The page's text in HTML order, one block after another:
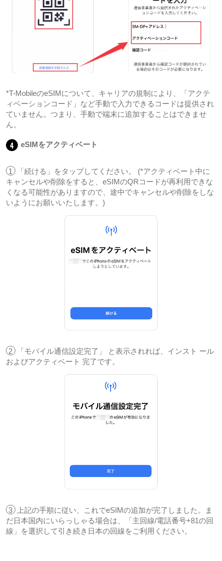
*T-MobileのeSIMについて、キャリアの規制により、「アクテ
ィベーションコード」など手動で入力できるコードは提供され
ていません。つまり、手動で端末に追加することはできませ
ん。
4 eSIMをアクティベート
1
「続ける」をタップしてください。 (*アクティベート中に
キャンセルや削除をすると、eSIMのQRコードが再利用できな
くなる可能性がありますので、途中でキャンセルや削除をしな
いようにお願いいたします。)
2
「モバイル通信設定完了」 と表示されれば、インスト ール
およびアクティベート 完了です。
3
上記の手順に従い、これでeSIMの追加が完了しました。ま
だ日本国内にいらっしゃる場合は、「主回線/電話番号+81の回
線」を選択して引き続き日本の回線をご利用ください。